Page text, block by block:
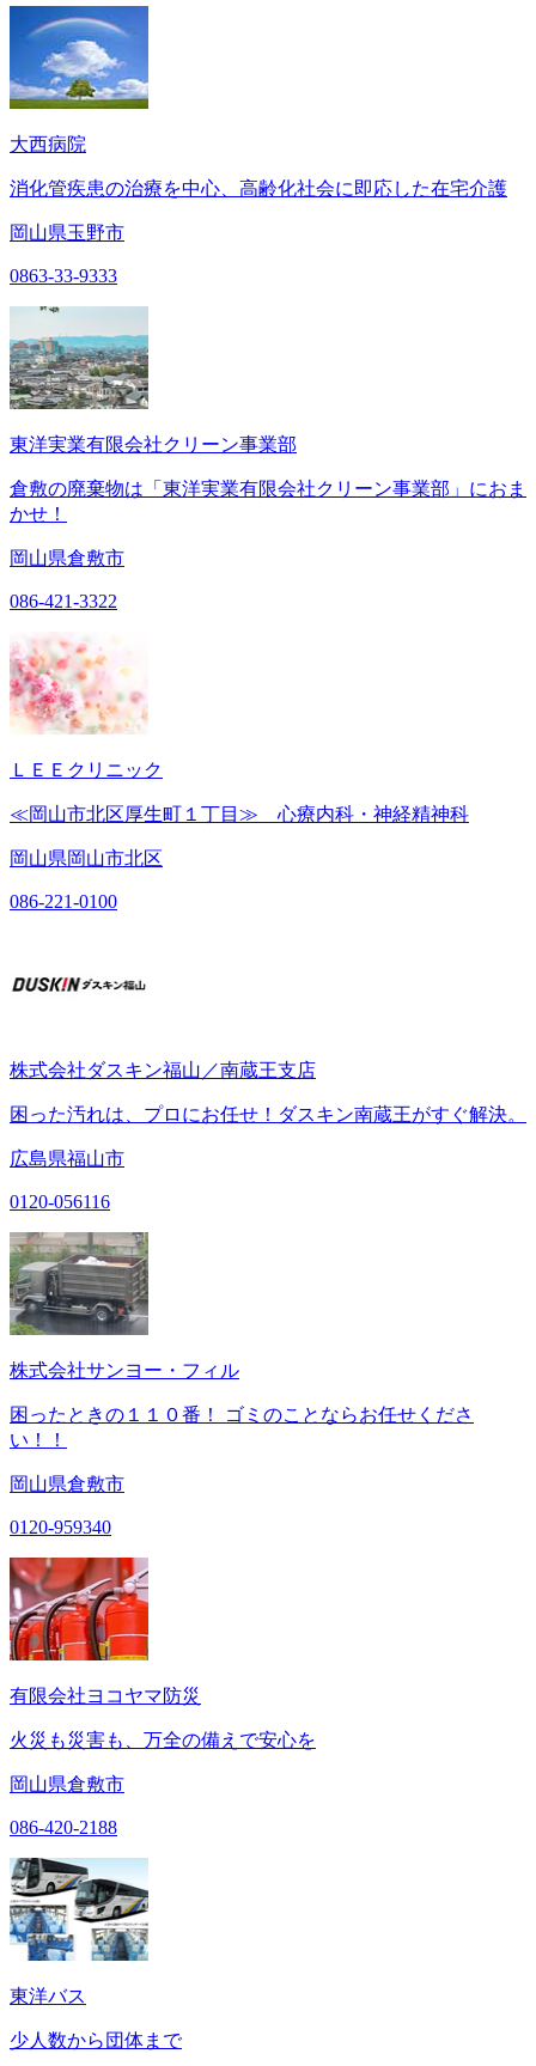
大西病院
消化管疾患の治療を中心、高齢化社会に即応した在宅介護
岡山県玉野市
0863-33-9333
東洋実業有限会社クリーン事業部
倉敷の廃棄物は「東洋実業有限会社クリーン事業部」におま
かせ！
岡山県倉敷市
086-421-3322
ＬＥＥクリニック
≪岡山市北区厚生町１丁目≫ 心療内科・神経精神科
岡山県岡山市北区
086-221-0100
株式会社ダスキン福山／南蔵王支店
困った汚れは、プロにお任せ！ダスキン南蔵王がすぐ解決。
広島県福山市
0120-056116
株式会社サンヨー・フィル
困ったときの１１０番！ ゴミのことならお任せくださ
い！！
岡山県倉敷市
0120-959340
有限会社ヨコヤマ防災
火災も災害も、万全の備えで安心を
岡山県倉敷市
086-420-2188
東洋バス
少人数から団体まで